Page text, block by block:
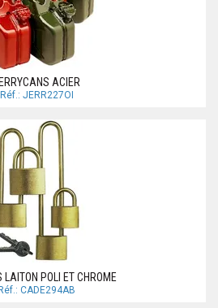
ACIER
Réf.: JERR227OI
POLI ET CHROME
Réf.: CADE294AB